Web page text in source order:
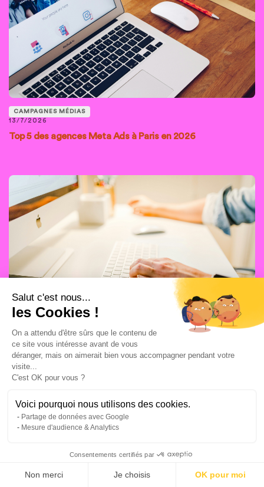
CAMPAGNES MÉDIAS
13/7/2026
Top 5 des agences Meta Ads à Paris en 2026
CAMPAGNES MÉDIAS
13/7/2026
Top 5 des agences SEA à Lyon
Salut c'est nous...
les Cookies !
On a attendu d'être sûrs que le contenu de
ce site vous intéresse avant de vous
déranger, mais on aimerait bien vous accompagner pendant votre
visite...
C'est OK pour vous ?
Voici pourquoi nous utilisons des cookies.
Partage de données avec Google
Mesure d'audience & Analytics
Consentements certifiés par
Non merci Je choisis OK pour moi